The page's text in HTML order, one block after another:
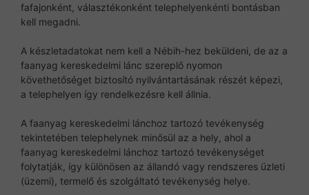
fafajonként, választékonként telephelyenkénti bontásban
kell megadni.
A készletadatokat nem kell a Nébih-hez beküldeni, de az a
faanyag kereskedelmi lánc szereplő nyomon
követhetőséget biztosító nyilvántartásának részét képezi,
a telephelyen így rendelkezésre kell állnia.
A faanyag kereskedelmi lánchoz tartozó tevékenység
tekintetében telephelynek minősül az a hely, ahol a
faanyag kereskedelmi lánchoz tartozó tevékenységet
folytatják, így különösen az állandó vagy rendszeres üzleti
(üzemi), termelő és szolgáltató tevékenység helye.